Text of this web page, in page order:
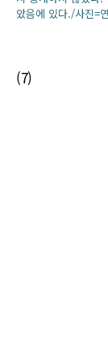
았음에 있다./사진=
(7)